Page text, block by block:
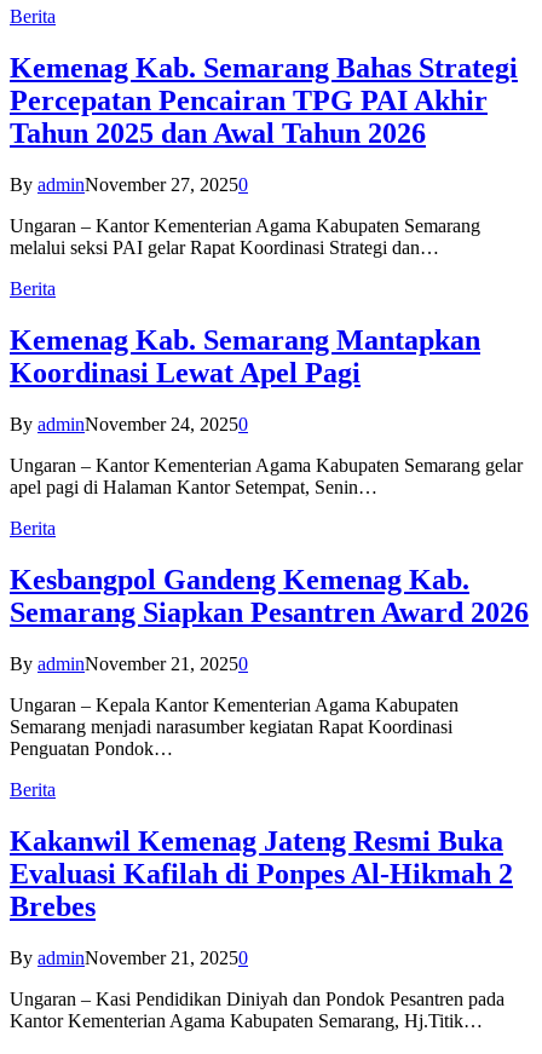
Berita
Kemenag Kab. Semarang Bahas Strategi
Percepatan Pencairan TPG PAI Akhir
Tahun 2025 dan Awal Tahun 2026
By adminNovember 27, 20250
Ungaran – Kantor Kementerian Agama Kabupaten Semarang
melalui seksi PAI gelar Rapat Koordinasi Strategi dan…
Berita
Kemenag Kab. Semarang Mantapkan
Koordinasi Lewat Apel Pagi
By adminNovember 24, 20250
Ungaran – Kantor Kementerian Agama Kabupaten Semarang gelar
apel pagi di Halaman Kantor Setempat, Senin…
Berita
Kesbangpol Gandeng Kemenag Kab.
Semarang Siapkan Pesantren Award 2026
By adminNovember 21, 20250
Ungaran – Kepala Kantor Kementerian Agama Kabupaten
Semarang menjadi narasumber kegiatan Rapat Koordinasi
Penguatan Pondok…
Berita
Kakanwil Kemenag Jateng Resmi Buka
Evaluasi Kafilah di Ponpes Al-Hikmah 2
Brebes
By adminNovember 21, 20250
Ungaran – Kasi Pendidikan Diniyah dan Pondok Pesantren pada
Kantor Kementerian Agama Kabupaten Semarang, Hj.Titik…